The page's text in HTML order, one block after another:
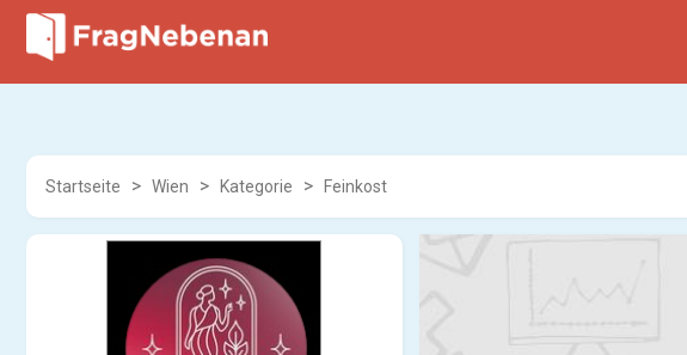
Startseite Wien Kategorie Feinkost